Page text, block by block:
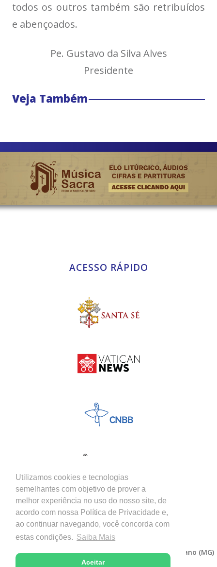
Utilizamos cookies e tecnologias
semelhantes com objetivo de prover a
melhor experiência no uso do nosso site, de
acordo com nossa Política de Privacidade e,
ao continuar navegando, você concorda com
estas condições. Saiba Mais
Aceitar
todos os outros também são retribuídos
e abençoados.
Pe. Gustavo da Silva Alves
Presidente
Veja Também
ACESSO RÁPIDO
Copyright © 2026 - Diocese de Itabira-Coronel Fabriciano (MG)
Desenvolvido com excelência por